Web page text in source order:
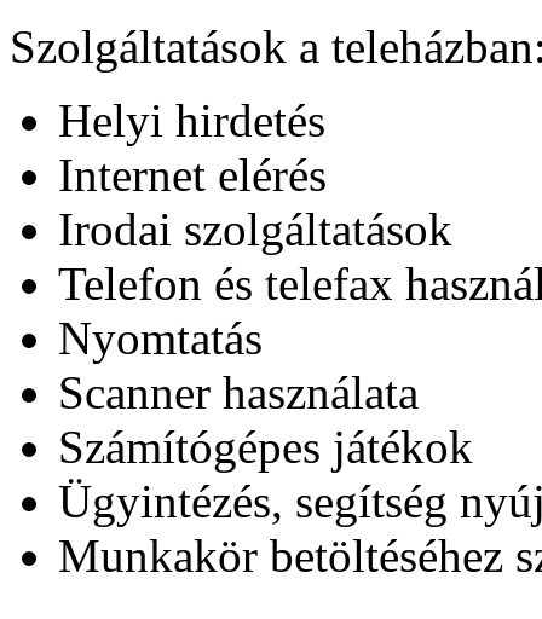
Szolgáltatások a
Helyi hirdetés
Internet elérés
Irodai szolgáltatások
Telefon és telefax
Nyomtatás
Scanner használata
Számítógépes játékok
Ügyintézés, segítség
Munkakör betöltéséhez